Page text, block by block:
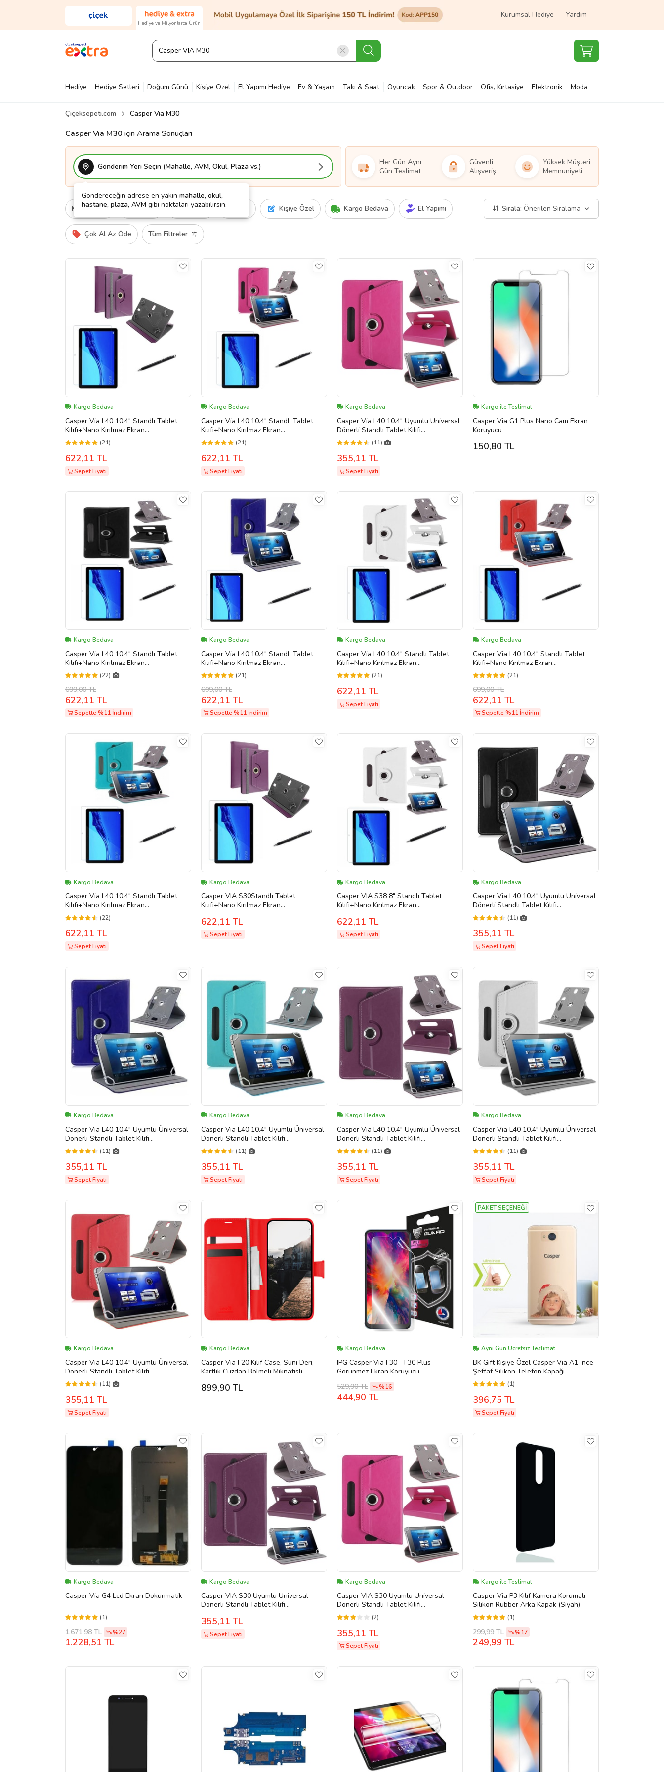
Hediye ve Milyonlarca Ürün
Kurumsal Hediye Yardım
Hediye Hediye Setleri Doğum Günü Kişiye Özel El Yapımı Hediye Ev & Yaşam Takı & Saat Oyuncak Spor & Outdoor Ofis, Kırtasiye Elektronik Moda
Diğer Ayakkabı & Çanta Parfüm
Çiçeksepeti.com Casper Vıa M30
Casper Vıa M30 için Arama Sonuçları
Gönderim Yeri Seçin (Mahalle, AVM, Okul, Plaza vs.)
Göndereceğin adrese en yakın mahalle, okul,
hastane, plaza, AVM gibi noktaları yazabilirsin.
Her Gün Aynı
Gün Teslimat
Güvenli
Alışveriş
Yüksek Müşteri
Memnuniyeti
Kategori Ne İçin Cinsiyet Fiyat Kişiye Özel Kargo Bedava El Yapımı
Çok Al Az Öde Tüm Filtreler
Sırala: Önerilen Sıralama
Kargo Bedava
Casper Via L40 10.4" Standlı Tablet
Kılıfı+Nano Kırılmaz Ekran
Koruyucu+Dokunmatik Kalem (Mor)
(21)
622,11 TL
Sepet Fiyatı
Kargo Bedava
Casper Via L40 10.4" Standlı Tablet
Kılıfı+Nano Kırılmaz Ekran
Koruyucu+Dokunmatik Kalem (Pembe)
(21)
622,11 TL
Sepet Fiyatı
Kargo Bedava
Casper Via L40 10.4" Uyumlu Üniversal
Dönerli Standlı Tablet Kılıfı
+Dokunmatik Tablet Kalemi Hediye
(Pembe)
(11)
355,11 TL
Sepet Fiyatı
Kargo ile Teslimat
Casper Via G1 Plus Nano Cam Ekran
Koruyucu
150,80 TL
Kargo Bedava
Casper Via L40 10.4" Standlı Tablet
Kılıfı+Nano Kırılmaz Ekran
Koruyucu+Dokunmatik Kalem (Siyah)
(22)
699,00 TL
622,11 TL
Sepette %11 İndirim
Kargo Bedava
Casper Via L40 10.4" Standlı Tablet
Kılıfı+Nano Kırılmaz Ekran
Koruyucu+Dokunmatik Kalem (Lacivert)
(21)
699,00 TL
622,11 TL
Sepette %11 İndirim
Kargo Bedava
Casper Via L40 10.4" Standlı Tablet
Kılıfı+Nano Kırılmaz Ekran
Koruyucu+Dokunmatik Kalem (Beyaz)
(21)
622,11 TL
Sepet Fiyatı
Kargo Bedava
Casper Via L40 10.4" Standlı Tablet
Kılıfı+Nano Kırılmaz Ekran
Koruyucu+Dokunmatik Kalem (Kırmızı)
(21)
699,00 TL
622,11 TL
Sepette %11 İndirim
Kargo Bedava
Casper Via L40 10.4" Standlı Tablet
Kılıfı+Nano Kırılmaz Ekran
Koruyucu+Dokunmatik Kalem (Turkuaz)
(22)
622,11 TL
Sepet Fiyatı
Kargo Bedava
Casper VIA S30Standlı Tablet
Kılıfı+Nano Kırılmaz Ekran
622,11 TL
Sepet Fiyatı
Kargo Bedava
Casper VIA S38 8" Standlı Tablet
Kılıfı+Nano Kırılmaz Ekran
622,11 TL
Sepet Fiyatı
Kargo Bedava
Casper Via L40 10.4" Uyumlu Üniversal
Dönerli Standlı Tablet Kılıfı
+Dokunmatik Tablet Kalemi Hediye
(Siyah)
(11)
355,11 TL
Sepet Fiyatı
Kargo Bedava
Casper Via L40 10.4" Uyumlu Üniversal
Dönerli Standlı Tablet Kılıfı
+Dokunmatik Tablet Kalemi Hediye
(Lacivert)
(11)
355,11 TL
Sepet Fiyatı
Kargo Bedava
Casper Via L40 10.4" Uyumlu Üniversal
Dönerli Standlı Tablet Kılıfı
+Dokunmatik Tablet Kalemi Hediye
(Turkuaz)
(11)
355,11 TL
Sepet Fiyatı
Kargo Bedava
Casper Via L40 10.4" Uyumlu Üniversal
Dönerli Standlı Tablet Kılıfı
+Dokunmatik Tablet Kalemi Hediye
(Mürdüm)
(11)
355,11 TL
Sepet Fiyatı
Kargo Bedava
Casper Via L40 10.4" Uyumlu Üniversal
Dönerli Standlı Tablet Kılıfı
+Dokunmatik Tablet Kalemi Hediye
(Beyaz)
(11)
355,11 TL
Sepet Fiyatı
Kargo Bedava
Casper Via L40 10.4" Uyumlu Üniversal
Dönerli Standlı Tablet Kılıfı
+Dokunmatik Tablet Kalemi Hediye
(Kırmızı)
(11)
355,11 TL
Sepet Fiyatı
Kargo Bedava
Casper Via F20 Kılıf Case, Suni Deri,
Kartlık Cüzdan Bölmeli Mıknatıslı
(Kırmızı)
899,90 TL
Kargo Bedava
IPG Casper Via F30 - F30 Plus
Görünmez Ekran Koruyucu
529,90 TL
%16
444,90 TL
PAKET SEÇENEĞİ
Aynı Gün Ücretsiz Teslimat
BK Gift Kişiye Özel Casper Via A1 İnce
Şeffaf Silikon Telefon Kapağı
(1)
396,75 TL
Sepet Fiyatı
Kargo Bedava
Casper Via G4 Lcd Ekran Dokunmatik
(1)
1.671,98 TL %27
1.228,51 TL
Kargo Bedava
Casper VIA S30 Uyumlu Üniversal
Dönerli Standlı Tablet Kılıfı
(Mürdüm)
355,11 TL
Sepet Fiyatı
Kargo Bedava
Casper VIA S30 Uyumlu Üniversal
Dönerli Standlı Tablet Kılıfı
+Dokunmatik Tablet Kalemi Hediye
(Pembe)
(2)
355,11 TL
Sepet Fiyatı
Kargo ile Teslimat
Casper Via P3 Kılıf Kamera Korumalı
Silikon Rubber Arka Kapak (Siyah)
(1)
299,99 TL %17
249,99 TL